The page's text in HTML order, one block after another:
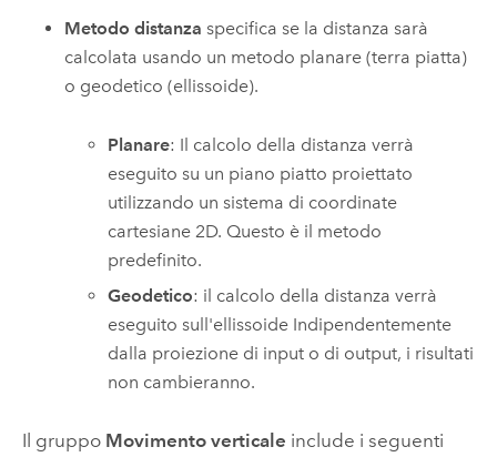
Metodo distanza specifica se la distanza sarà
calcolata usando un metodo planare (terra piatta)
o geodetico (ellissoide).
Planare: Il calcolo della distanza verrà
eseguito su un piano piatto proiettato
utilizzando un sistema di coordinate
cartesiane 2D. Questo è il metodo
predefinito.
Geodetico: il calcolo della distanza verrà
eseguito sull'ellissoide Indipendentemente
dalla proiezione di input o di output, i risultati
non cambieranno.
Il gruppo Movimento verticale include i seguenti